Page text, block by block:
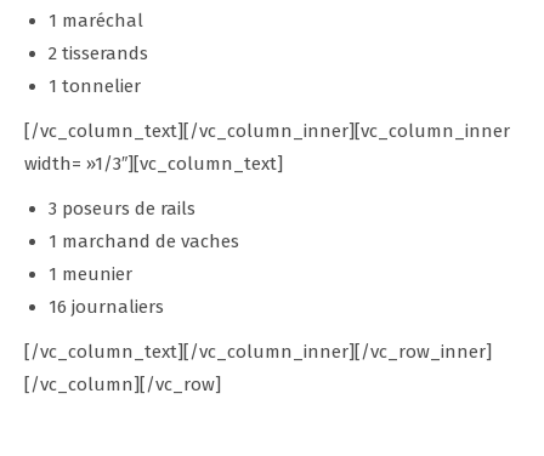
1 maréchal
2 tisserands
1 tonnelier
[/vc_column_text][/vc_column_inner][vc_column_inner
width= »1/3″][vc_column_text]
3 poseurs de rails
1 marchand de vaches
1 meunier
16 journaliers
[/vc_column_text][/vc_column_inner][/vc_row_inner]
[/vc_column][/vc_row]